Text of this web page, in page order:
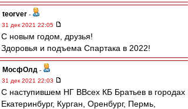
teorver -
31 дек 2021 22:05
С новым годом, друзья!
Здоровья и подъема Спартака в 2022!
МосфОлд -
31 дек 2021 22:03
С наступившем НГ ВВсех КБ Братьев в городах
Екатеринбург, Курган, Оренбург, Пермь,